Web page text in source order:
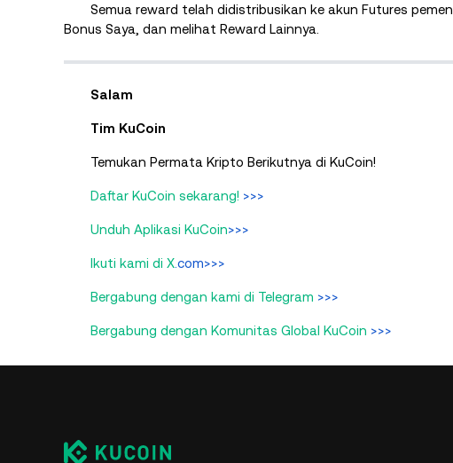
Semua reward telah didistribusikan ke akun Futures
Bonus Saya, dan melihat Reward Lainnya.
Salam
Tim KuCoin
Temukan Permata Kripto Berikutnya di KuCoin!
Daftar KuCoin sekarang! >>>
Unduh Aplikasi KuCoin>>>
Ikuti kami di X.com>>>
Bergabung dengan kami di Telegram >>>
Bergabung dengan Komunitas Global KuCoin >>>